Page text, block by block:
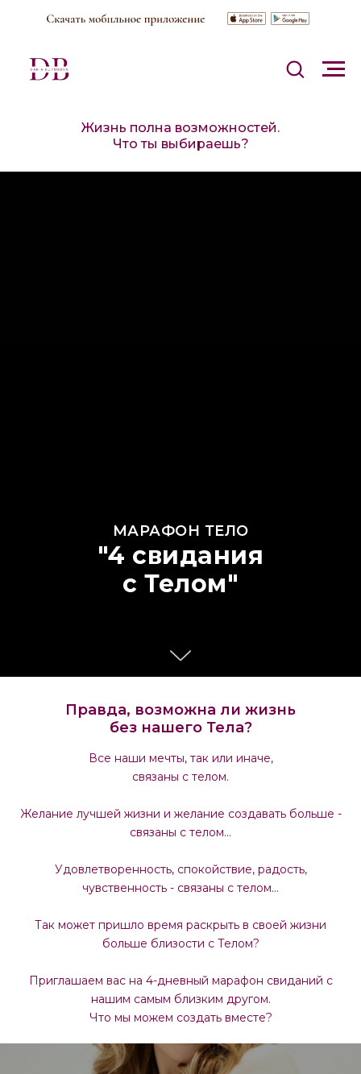
Жизнь полна возможностей.
Что ты выбираешь?
МАРАФОН ТЕЛО
"4 свидания
с Телом"
Правда, возможна ли жизнь
без нашего Тела?
Все наши мечты, так или иначе,
связаны с телом.
Желание лучшей жизни и желание создавать больше -
связаны с телом…
Удовлетворенность, спокойствие, радость,
чувственность - связаны с телом...
Так может пришло время раскрыть в своей жизни
больше близости с Телом?
Приглашаем вас на 4-дневный марафон свиданий с
нашим самым близким другом.
Что мы можем создать вместе?